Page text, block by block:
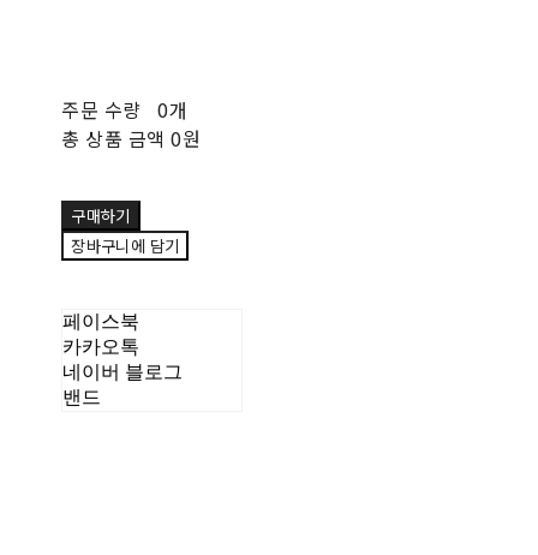
주문 수량 0개
총 상품 금액 0원
구매하기
장바구니에 담기
페이스북
카카오톡
네이버 블로그
밴드